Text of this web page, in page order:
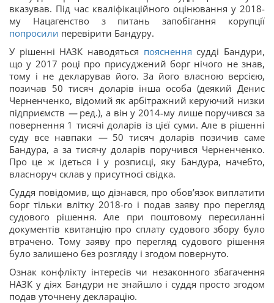
вказував. Під час кваліфікаційного оцінювання у 2018-
му Нацагенство з питань запобігання корупції
попросили перевірити Бандуру.
У рішенні НАЗК наводяться пояснення судді Бандури,
що у 2017 році про присуджений борг нічого не знав,
тому і не декларував його. За його власною версією,
позичав 50 тисяч доларів інша особа (деякий Денис
Черненченко, відомий як арбітражний керуючий низки
підприємств —ред.), а він у 2014-му лише поручився за
повернення 1 тисячі доларів із цієї суми. Але в рішенні
суду все навпаки —50 тисяч доларів позичив саме
Бандура, а за тисячу доларів поручився Черненченко.
Про це ж ідеться і у розписці, яку Бандура, начебто,
власноруч склав у присутносі свідка.
Суддя повідомив, що дізнався, про обовʼязок виплатити
борг тільки влітку 2018-го і подав заяву про перегляд
судового рішення. Але при поштовому пересиланні
документів квитанцію про сплату судового збору було
втрачено. Тому заяву про перегляд судового рішення
було залишено без розгляду і згодом повернуто.
Ознак конфлікту інтересів чи незаконного збагачення
НАЗК у діях Бандури не знайшло і суддя просто згодом
подав уточнену декларацію.